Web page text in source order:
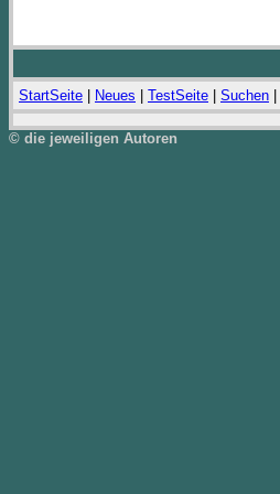
StartSeite Neues TestSeite Suchen
© die jeweiligen Autoren